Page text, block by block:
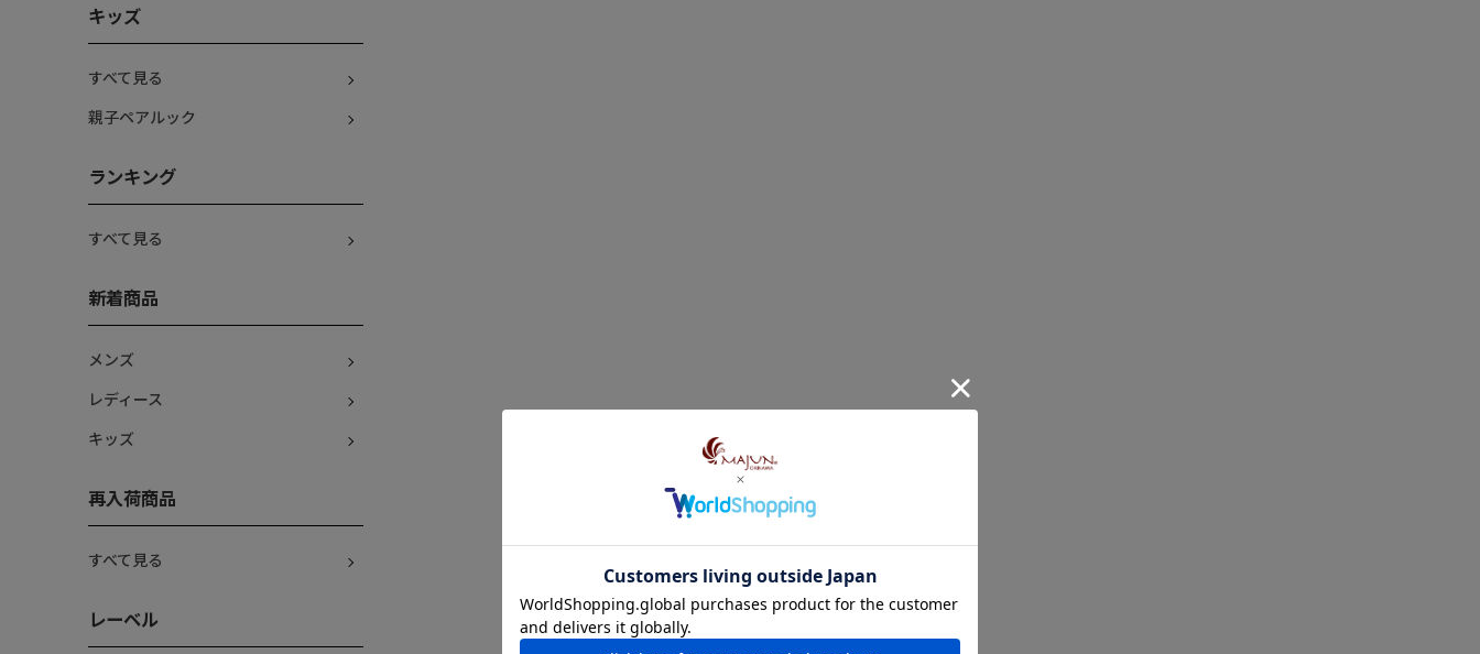
キッズ
すべて見る
親子ペアルック
ランキング
すべて見る
新着商品
メンズ
レディース
キッズ
再入荷商品
すべて見る
レーベル